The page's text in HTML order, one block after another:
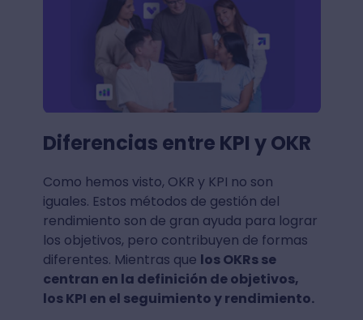
Diferencias entre KPI y OKR
Como hemos visto, OKR y KPI no son
iguales. Estos métodos de gestión del
rendimiento son de gran ayuda para lograr
los objetivos, pero contribuyen de formas
diferentes. Mientras que los OKRs se
centran en la definición de objetivos,
los KPI en el seguimiento y rendimiento.